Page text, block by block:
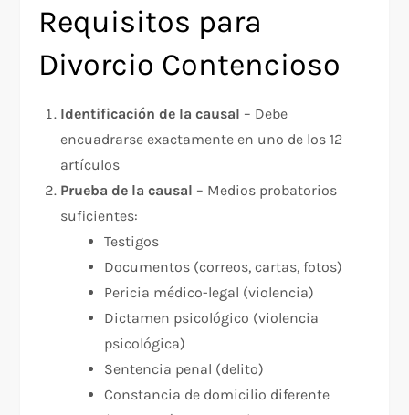
Requisitos para
Divorcio Contencioso
Identificación de la causal – Debe
encuadrarse exactamente en uno de los 12
artículos
Prueba de la causal – Medios probatorios
suficientes:
Testigos
Documentos (correos, cartas, fotos)
Pericia médico-legal (violencia)
Dictamen psicológico (violencia
psicológica)
Sentencia penal (delito)
Constancia de domicilio diferente